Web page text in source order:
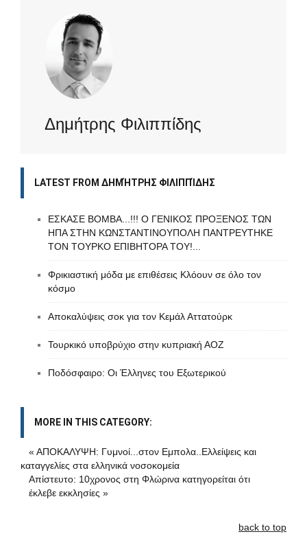
Δημήτρης Φιλιππίδης
LATEST FROM ΔΗΜΉΤΡΗΣ ΦΙΛΙΠΠΊΔΗΣ
ΕΣΚΑΣΕ ΒΟΜΒΑ...!!! Ο ΓΕΝΙΚΟΣ ΠΡΟΞΕΝΟΣ ΤΩΝ
ΗΠΑ ΣΤΗΝ ΚΩΝΣΤΑΝΤΙΝΟΥΠΟΛΗ ΠΑΝΤΡΕΥΤΗΚΕ
ΤΟΝ ΤΟΥΡΚΟ ΕΠΙΒΗΤΟΡΑ ΤΟΥ!...
Φρικιαστική μόδα με επιθέσεις Κλόουν σε όλο τον
κόσμο
Aποκαλύψεις σοκ για τον Κεμάλ Αττατούρκ
Τουρκικό υποβρύχιο στην κυπριακή ΑΟΖ
Ποδόσφαιρο: Oι Έλληνες του Εξωτερικού
MORE IN THIS CATEGORY:
« ΑΠΟΚΑΛΥΨΗ: Γυμνοί...στον Εμπολα..Ελλείψεις και
καταγγελίες στα ελληνικά νοσοκομεία
Απίστευτο: 10χρονος στη Φλώρινα κατηγορείται ότι
έκλεβε εκκλησίες »
back to top